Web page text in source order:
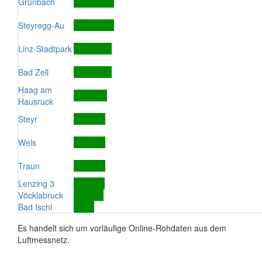
Steyregg-Au
Linz-Stadtpark
Bad Zell
Haag am
Hausruck
Steyr
Wels
Traun
Lenzing 3
Vöcklabruck
Bad Ischl
Es handelt sich um vorläufige Online-Rohdaten aus dem
Luftmessnetz.